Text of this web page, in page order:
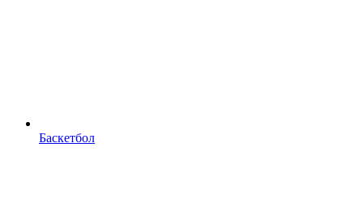
Баскетбол